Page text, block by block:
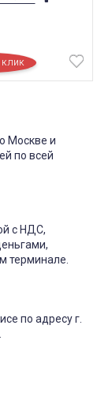
Москве и
по всей
с НДС,
терминале.
по адресу г.